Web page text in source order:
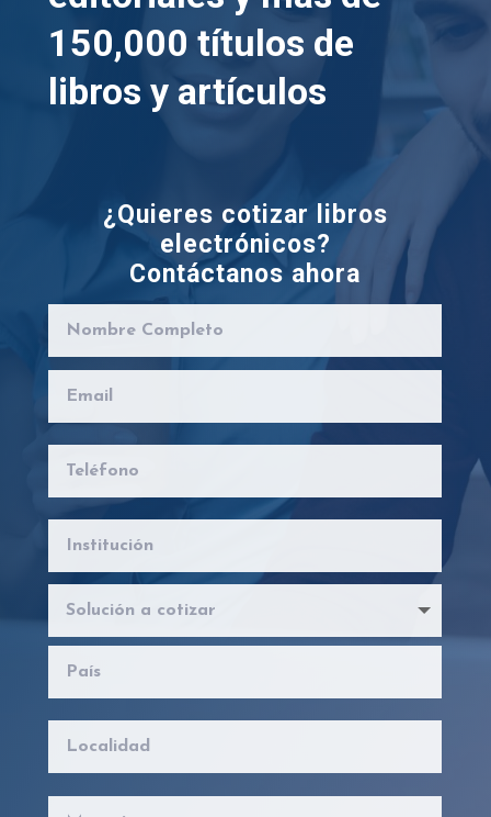
150,000 títulos de
libros y artículos
¿Quieres cotizar libros
electrónicos?
Contáctanos ahora